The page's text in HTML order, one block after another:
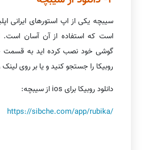
سیبچه یکی از اپ استورهای ایرانی
است که استفاده از آن آسان است.
گوشی خود نصب کرده اید به قسمت
روبیکا را جستجو کنید و یا بر روی
دانلود روبیکا برای ios از سیبچه:
https://sibche.com/app/rubika/